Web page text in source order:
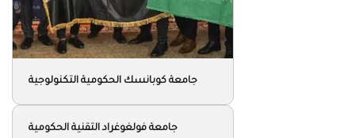
جامعة كوبانسك الحكومية التكنولوجية
جامعة فولغوغراد التقنية الحكومية